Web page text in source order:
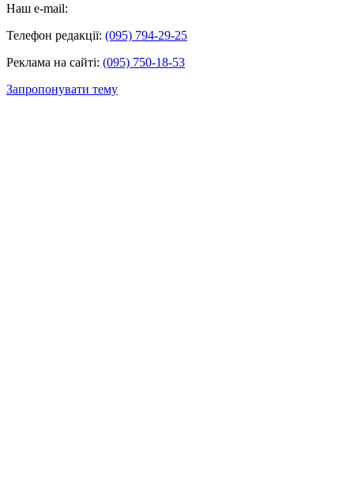
Наш e-mail:
Телефон редакції: (095) 794-29-25
Реклама на сайті: (095) 750-18-53
Запропонувати тему